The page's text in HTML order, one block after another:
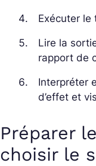
Exécuter le
Lire la
rapport de
Interpréter
d’effet et
Préparer
choisir le